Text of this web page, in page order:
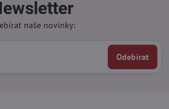
naše novinky:
Odebírat